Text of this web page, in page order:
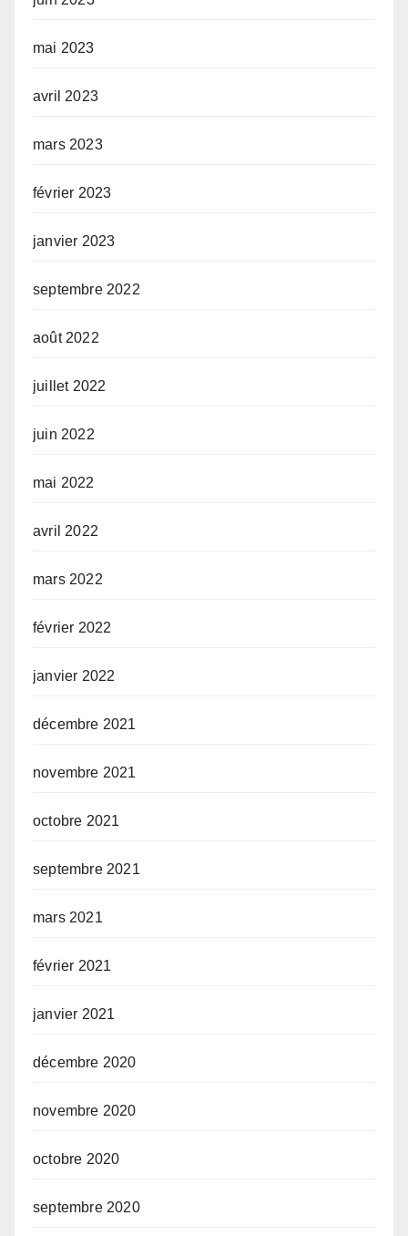
mai 2023
avril 2023
mars 2023
février 2023
janvier 2023
septembre 2022
août 2022
juillet 2022
juin 2022
mai 2022
avril 2022
mars 2022
février 2022
janvier 2022
décembre 2021
novembre 2021
octobre 2021
septembre 2021
mars 2021
février 2021
janvier 2021
décembre 2020
novembre 2020
octobre 2020
septembre 2020